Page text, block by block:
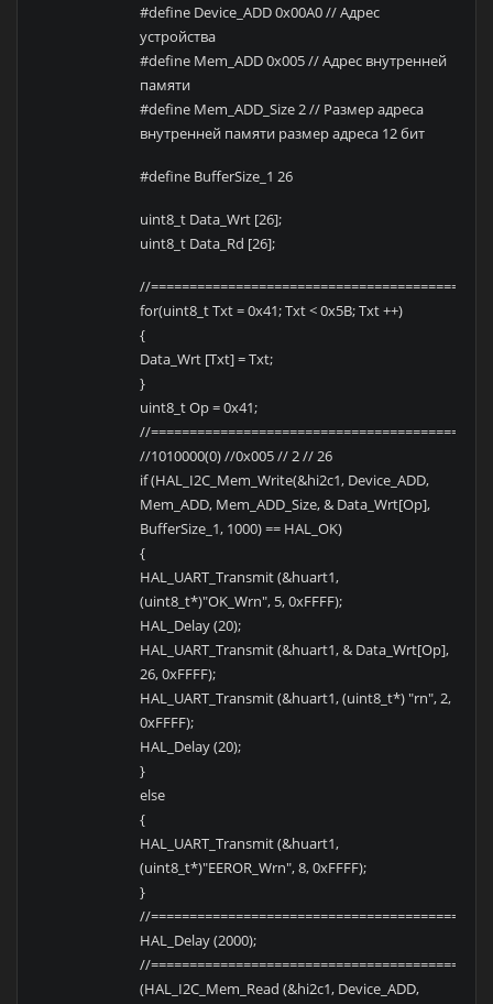
#define Device_ADD 0x00A0 // Адрес
устройства
#define Mem_ADD 0x005 // Адрес внутренней
памяти
#define Mem_ADD_Size 2 // Размер адреса
внутренней памяти размер адреса 12 бит
#define BufferSize_1 26
uint8_t Data_Wrt [26];
uint8_t Data_Rd [26];
//
for(uint8_t Txt = 0x41; Txt < 0x5B; Txt ++)
{
Data_Wrt [Txt] = Txt;
}
uint8_t Op = 0x41;
//
//1010000(0) //0x005 // 2 // 26
if (HAL_I2C_Mem_Write(&hi2c1, Device_ADD,
Mem_ADD, Mem_ADD_Size, & Data_Wrt[Op],
BufferSize_1, 1000) == HAL_OK)
{
HAL_UART_Transmit (&huart1,
(uint8_t*)"OK_Wrn", 5, 0xFFFF);
HAL_Delay (20);
HAL_UART_Transmit (&huart1, & Data_Wrt[Op],
26, 0xFFFF);
HAL_UART_Transmit (&huart1, (uint8_t*) "rn", 2,
0xFFFF);
HAL_Delay (20);
}
else
{
HAL_UART_Transmit (&huart1,
(uint8_t*)"EEROR_Wrn", 8, 0xFFFF);
}
//
HAL_Delay (2000);
//
(HAL_I2C_Mem_Read (&hi2c1, Device_ADD,